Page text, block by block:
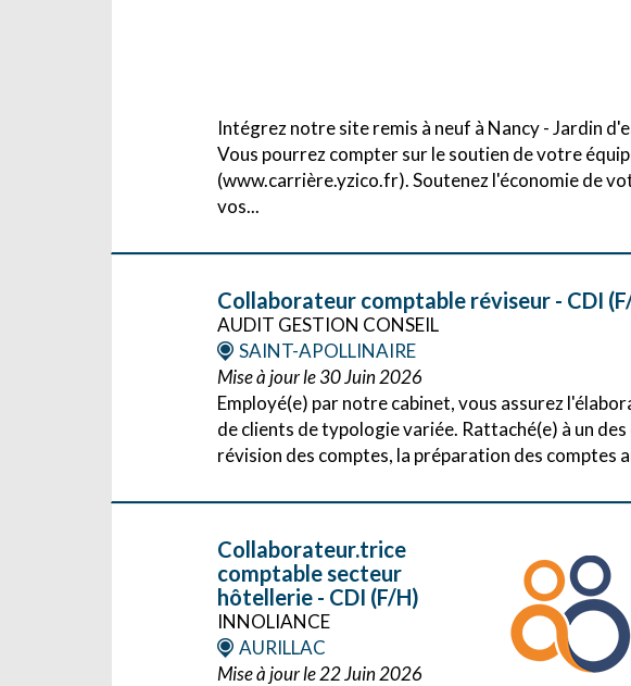
Intégrez notre site remis à neuf à Nancy - Jardin
Vous pourrez compter sur le soutien de votre
(www.carrière.yzico.fr). Soutenez l'économie de
vos...
Collaborateur comptable réviseur - CDI
AUDIT GESTION CONSEIL
SAINT-APOLLINAIRE
Mise à jour le 30 Juin 2026
Employé(e) par notre cabinet, vous assurez
de clients de typologie variée. Rattaché(e) à un
révision des comptes, la préparation des comptes
Collaborateur.trice
comptable secteur
hôtellerie - CDI (F/H)
INNOLIANCE
AURILLAC
Mise à jour le 22 Juin 2026